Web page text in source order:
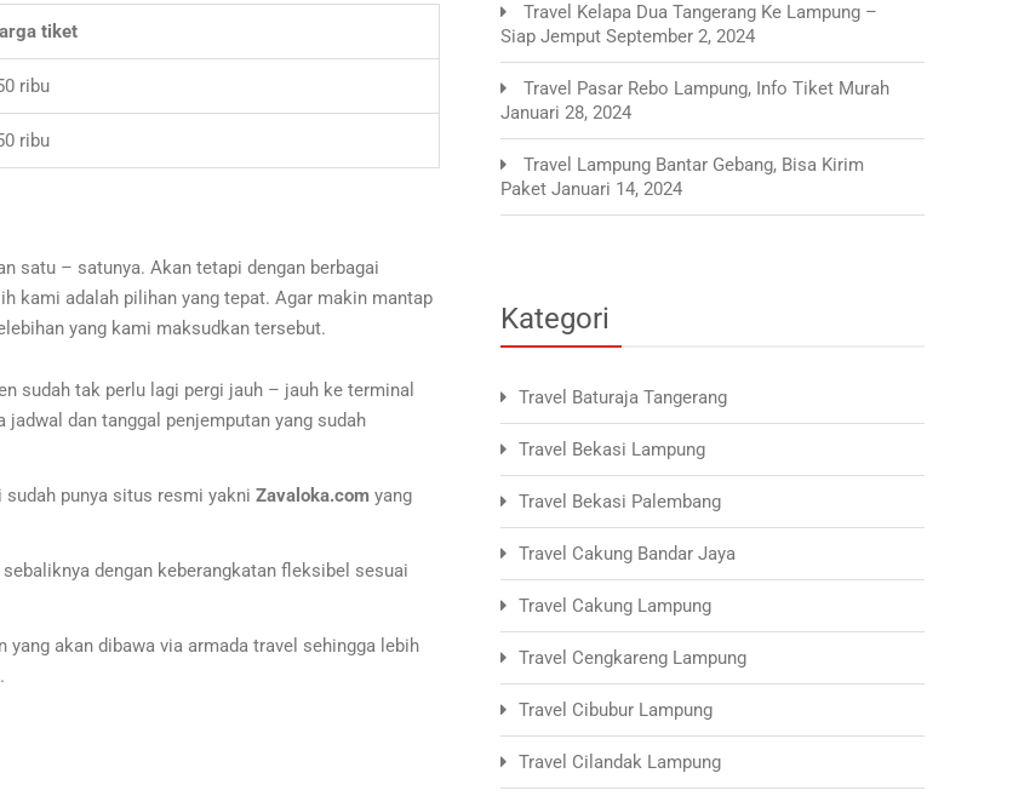
tiket
ribu
ribu
satu – satunya. Akan tetapi dengan berbagai
kami adalah pilihan yang tepat. Agar makin mantap
yang kami maksudkan tersebut.
sudah tak perlu lagi pergi jauh – jauh ke terminal
jadwal dan tanggal penjemputan yang sudah
punya situs resmi yakni Zavaloka.com yang
dengan keberangkatan fleksibel sesuai
akan dibawa via armada travel sehingga lebih
Travel Kelapa Dua Tangerang Ke Lampung –
Siap Jemput September 2, 2024
Travel Pasar Rebo Lampung, Info Tiket Murah
Januari 28, 2024
Travel Lampung Bantar Gebang, Bisa Kirim
Paket Januari 14, 2024
Kategori
Travel Baturaja Tangerang
Travel Bekasi Lampung
Travel Bekasi Palembang
Travel Cakung Bandar Jaya
Travel Cakung Lampung
Travel Cengkareng Lampung
Travel Cibubur Lampung
Travel Cilandak Lampung